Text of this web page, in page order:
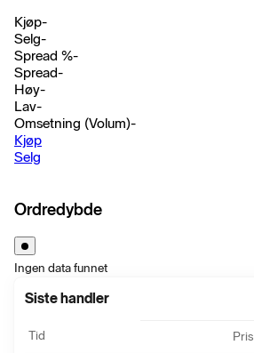
Kjøp-
Selg-
Spread %-
Spread-
Høy-
Lav-
Omsetning (Volum)-
Kjøp
Selg
Ordredybde
Ingen data funnet
Siste handler
Tid Pris